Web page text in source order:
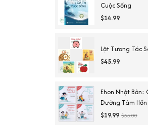
Cuộc Sống
$14.99
Lật Tương Tác
$45.99
Ehon Nhật Bản:
Dưỡng Tâm
Khôn)
$19.99 $35.00